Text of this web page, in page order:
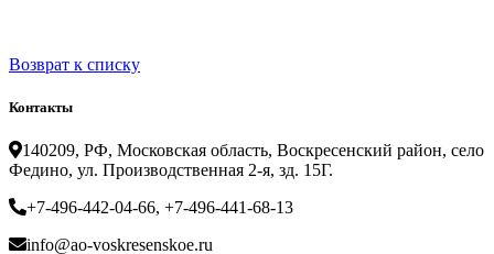
Возврат к списку
Контакты
140209, РФ, Московская область, Воскресенский район, село
Федино, ул. Производственная 2-я, зд. 15Г.
+7-496-442-04-66, +7-496-441-68-13
info@ao-voskresenskoe.ru